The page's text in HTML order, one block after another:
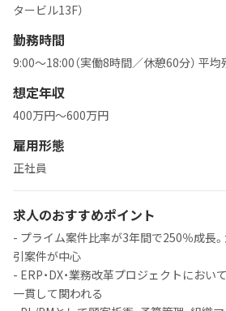
タービル13F）
勤務時間
9:00〜18:00（実働8時間／休憩60分） 平均
想定年収
400万円〜600万円
雇用形態
正社員
求人のおすすめポイント
- プライム案件比率が3年間で250％成長
引案件が中心
- ERP・DX・業務改革プロジェクトにお
一貫して関われる